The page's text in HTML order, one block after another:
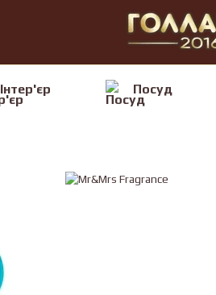
Iнтер'єр Посуд